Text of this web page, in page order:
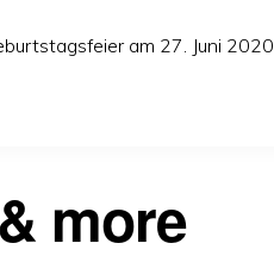
am 27. Juni 2020
more